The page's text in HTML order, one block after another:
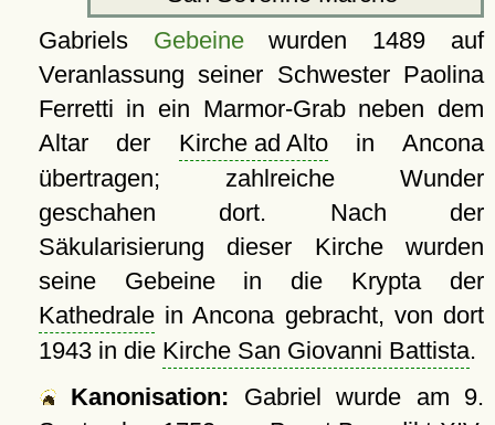
Gabriels Gebeinewurden 1489 auf
Veranlassung seiner Schwester Paolina
Ferretti in ein Marmor-Grab neben dem
Altar der Kirche ad Altoin Ancona
übertragen; zahlreiche Wunder
geschahen dort. Nach der
Säkularisierung dieser Kirche wurden
seine Gebeine in die Krypta der
Kathedralein Ancona gebracht, von dort
1943 in die Kirche San Giovanni Battista.
Kanonisation: Gabriel wurde am 9.